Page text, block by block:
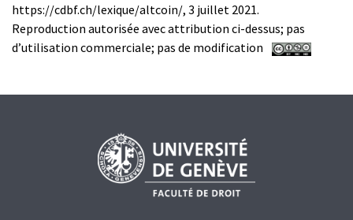
https://cdbf.ch/lexique/altcoin/, 3 juillet 2021.
Reproduction autorisée avec attribution ci-dessus; pas
d’utilisation commerciale; pas de modification